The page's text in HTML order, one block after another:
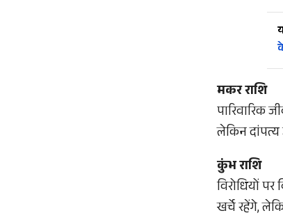
मकर राशि
पारिवारिक
लेकिन दांपत्य
कुंभ राशि
विरोधियों
खर्चे रहेंगे,